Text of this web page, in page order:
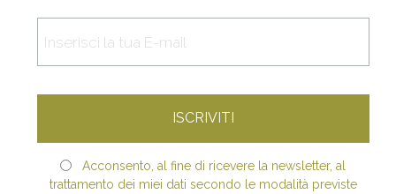
Acconsento, al fine di ricevere la newsletter, al
trattamento dei miei dati secondo le modalità previste